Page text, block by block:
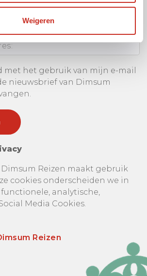
Weigeren
met het gebruik van mijn e-mail
nieuwsbrief van Dimsum
Dimsum Reizen maakt gebruik
cookies onderscheiden we in
analytische,
Media Cookies.
Reizen